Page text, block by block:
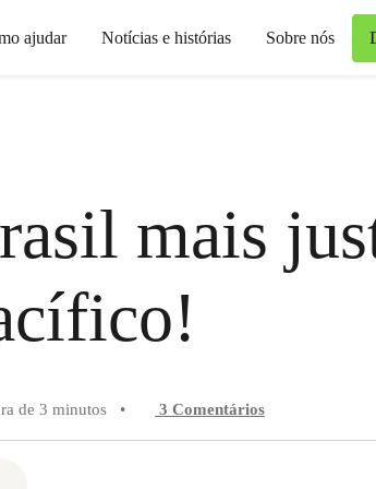
ajudar Notícias e histórias Sobre nós
mais
de 3 minutos • 3 Comentários